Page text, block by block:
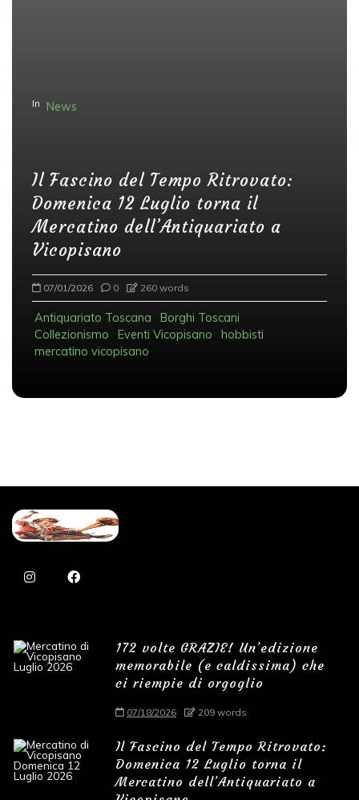
In News
Il Fascino del Tempo Ritrovato:
Domenica 12 Luglio torna il
Mercatino dell’Antiquariato a
Vicopisano
07/01/2026 0 260 words
Antiquariato Toscana
Borghi Toscani
Collezionismo
Eventi Vicopisano
hobbisti
mercatino vicopisano
172 volte GRAZIE! Un’edizione
memorabile (e caldissima) che
ci riempie di orgoglio
07/18/2026 209 words
Il Fascino del Tempo Ritrovato:
Domenica 12 Luglio torna il
Mercatino dell’Antiquariato a